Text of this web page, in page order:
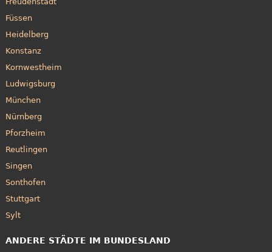
Füssen
Heidelberg
Konstanz
Kornwestheim
Ludwigsburg
München
Nürnberg
Pforzheim
Reutlingen
Singen
Sonthofen
Stuttgart
Sylt
ANDERE STÄDTE IM BUNDESLAND